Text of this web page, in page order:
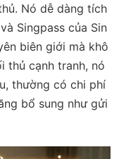
Nó dễ dàng tích
Singpass của Sin
biên giới mà khô
thủ cạnh tranh, nó
thường có chi phí
bổ sung như gửi